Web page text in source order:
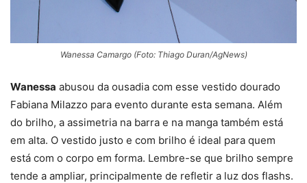
Wanessa Camargo (Foto: Thiago Duran/AgNews)
Wanessa abusou da ousadia com esse vestido dourado
Fabiana Milazzo para evento durante esta semana. Além
do brilho, a assimetria na barra e na manga também está
em alta. O vestido justo e com brilho é ideal para quem
está com o corpo em forma. Lembre-se que brilho sempre
tende a ampliar, principalmente de refletir a luz dos flashs.